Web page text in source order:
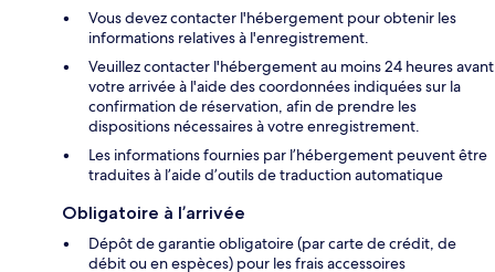
Vous devez contacter l'hébergement pour obtenir les
informations relatives à l'enregistrement.
Veuillez contacter l'hébergement au moins 24 heures avant
votre arrivée à l'aide des coordonnées indiquées sur la
confirmation de réservation, afin de prendre les
dispositions nécessaires à votre enregistrement.
Les informations fournies par l’hébergement peuvent être
traduites à l’aide d’outils de traduction automatique
Obligatoire à l’arrivée
Dépôt de garantie obligatoire (par carte de crédit, de
débit ou en espèces) pour les frais accessoires